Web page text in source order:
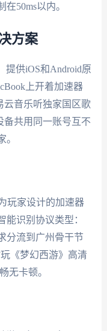
50ms以内。
方案
提供iOS和Android原
上开着加速器
云音乐听独家国区歌
备共用同一账号互不
玩家设计的加速器
识别协议类型：
分流到广州骨干节
《梦幻西游》高清
无卡顿。